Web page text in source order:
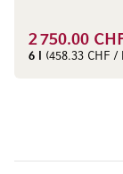
2 750.00
6 l (458.33 CHF /